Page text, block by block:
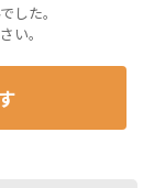
した。
い。